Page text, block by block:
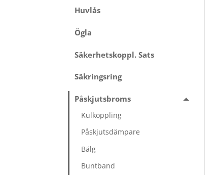
Huvlås
Ögla
Säkerhetskoppl. Sats
Säkringsring
Påskjutsbroms
Kulkoppling
Påskjutsdämpare
Bälg
Buntband